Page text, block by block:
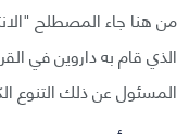
من هنا جاء المصطلح
المسئول عن ذلك التنوع